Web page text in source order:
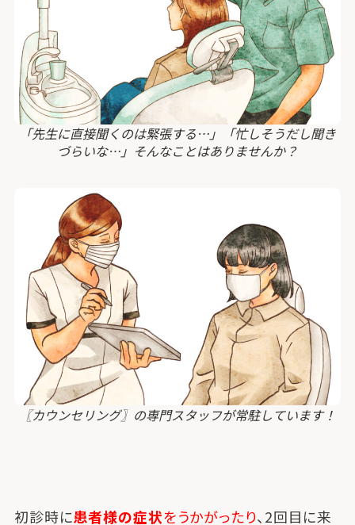
「先生に直接聞くのは緊張する…」「忙しそうだし聞き
づらいな…」そんなことはありませんか？
〖カウンセリング〗の専門スタッフが常駐しています！
初診時に患者様の症状をうかがったり、2回目に来